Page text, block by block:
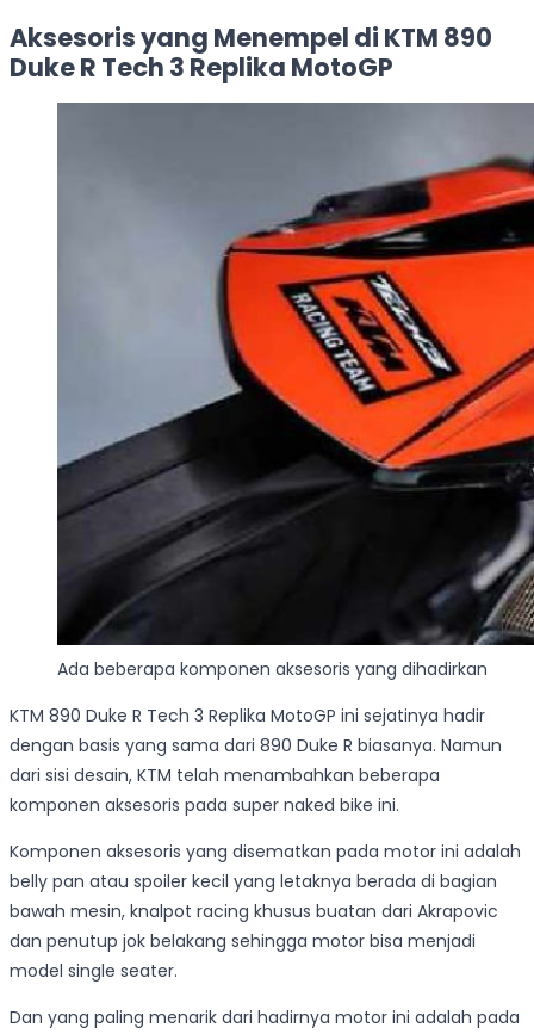
Aksesoris yang Menempel di KTM 890
Duke R Tech 3 Replika MotoGP
Ada beberapa komponen aksesoris yang dihadirkan
KTM 890 Duke R Tech 3 Replika MotoGP ini sejatinya hadir
dengan basis yang sama dari 890 Duke R biasanya. Namun
dari sisi desain, KTM telah menambahkan beberapa
komponen aksesoris pada super naked bike ini.
Komponen aksesoris yang disematkan pada motor ini adalah
belly pan atau spoiler kecil yang letaknya berada di bagian
bawah mesin, knalpot racing khusus buatan dari Akrapovic
dan penutup jok belakang sehingga motor bisa menjadi
model single seater.
Dan yang paling menarik dari hadirnya motor ini adalah pada